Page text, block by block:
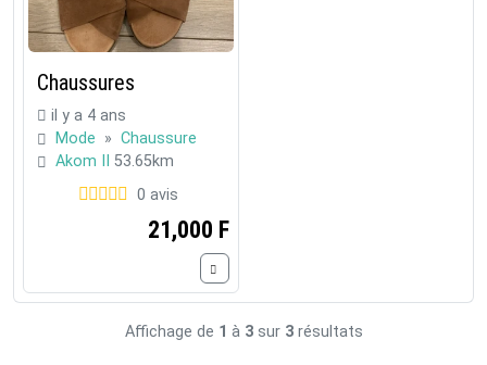
Chaussures
il y a 4 ans
Mode » Chaussure
Akom II 53.65km
0 avis
21,000 F
Affichage de 1 à 3sur 3résultats